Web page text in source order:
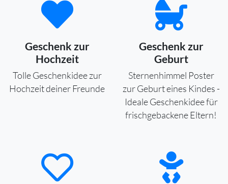
Geschenk zur
Hochzeit
Tolle Geschenkidee zur
Hochzeit deiner Freunde
Geschenk zur
Geburt
Sternenhimmel Poster
zur Geburt eines Kindes -
Ideale Geschenkidee für
frischgebackene Eltern!